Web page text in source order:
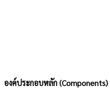
องค์ประกอบหลัก (Components)